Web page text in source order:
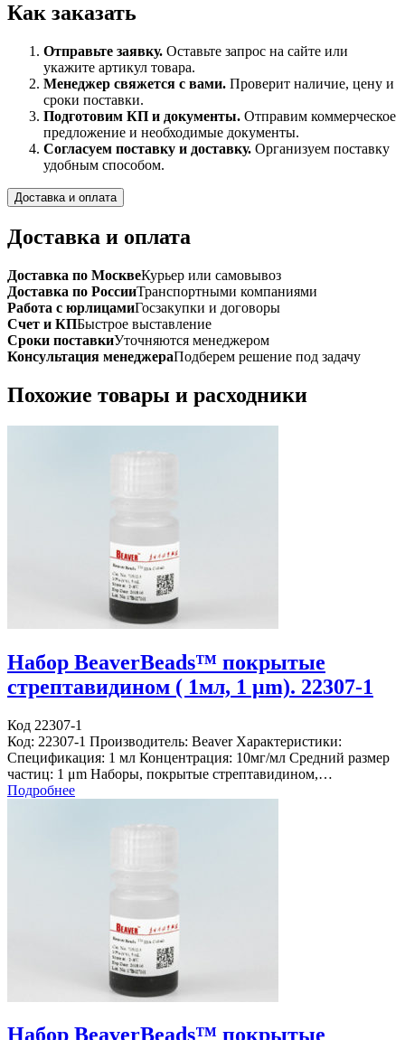
Как заказать
Отправьте заявку. Оставьте запрос на сайте или
укажите артикул товара.
Менеджер свяжется с вами. Проверит наличие, цену и
сроки поставки.
Подготовим КП и документы. Отправим коммерческое
предложение и необходимые документы.
Согласуем поставку и доставку. Организуем поставку
удобным способом.
Доставка и оплата
Доставка и оплата
Доставка по МосквеКурьер или самовывоз
Доставка по РоссииТранспортными компаниями
Работа с юрлицамиГосзакупки и договоры
Счет и КПБыстрое выставление
Сроки поставкиУточняются менеджером
Консультация менеджераПодберем решение под задачу
Похожие товары и расходники
Набор BeaverBeads™ покрытые
стрептавидином ( 1мл, 1 μm). 22307-1
Код 22307-1
Код: 22307-1 Производитель: Beaver Характеристики:
Спецификация: 1 мл Концентрация: 10мг/мл Средний размер
частиц: 1 μm Наборы, покрытые стрептавидином,…
Подробнее
Набор BeaverBeads™ покрытые